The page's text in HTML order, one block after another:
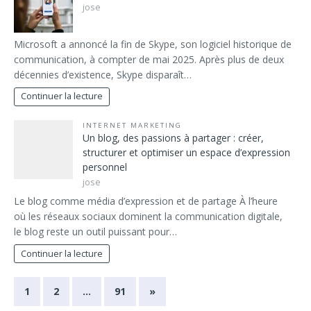
jose
Microsoft a annoncé la fin de Skype, son logiciel historique de
communication, à compter de mai 2025. Après plus de deux
décennies d’existence, Skype disparaît…
Continuer la lecture
INTERNET MARKETING
Un blog, des passions à partager : créer,
structurer et optimiser un espace d’expression
personnel
jose
Le blog comme média d’expression et de partage À l’heure
où les réseaux sociaux dominent la communication digitale,
le blog reste un outil puissant pour…
Continuer la lecture
1 2 … 91 »